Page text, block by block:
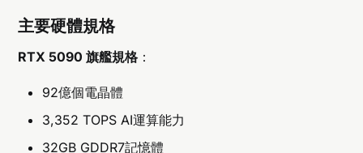
主要硬體規格
RTX 5090 旗艦規格：
92億個電晶體
3,352 TOPS AI運算能力
32GB GDDR7記憶體